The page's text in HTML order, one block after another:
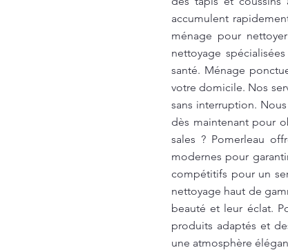
accumulent
ménage pour
nettoyage
santé. Ménage
votre domicile. Nos
sans interruption.
dès maintenant pour
sales ? Pomerleau
modernes pour
compétitifs pour un
nettoyage haut de
beauté et leur éclat.
produits adaptés et
une atmosphère